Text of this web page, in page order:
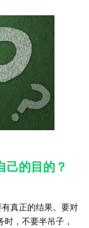
己的目的？
真正的结果。要对
，不要半吊子，